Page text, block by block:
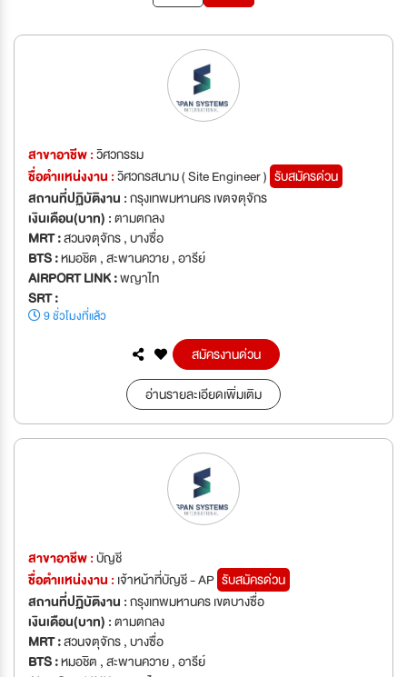
สาขาอาชีพ :วิศวกรรม
ชื่อตำเเหน่งงาน :วิศวกรสนาม ( Site Engineer ) รับสมัครด่วน
สถานที่ปฏิบัติงาน :กรุงเทพมหานคร เขตจตุจักร
เงินเดือน(บาท) :ตามตกลง
MRT :สวนจตุจักร , บางซื่อ
BTS :หมอชิต , สะพานควาย , อารีย์
AIRPORT LINK :พญาไท
SRT :
9 ชั่วโมงที่แล้ว
สมัครงานด่วน
อ่านรายละเอียดเพิ่มเติม
สาขาอาชีพ :บัญชี
ชื่อตำเเหน่งงาน : เจ้าหน้าที่บัญชี - AP รับสมัครด่วน
สถานที่ปฏิบัติงาน :กรุงเทพมหานคร เขตบางซื่อ
เงินเดือน(บาท) :ตามตกลง
MRT :สวนจตุจักร , บางซื่อ
BTS :หมอชิต , สะพานควาย , อารีย์